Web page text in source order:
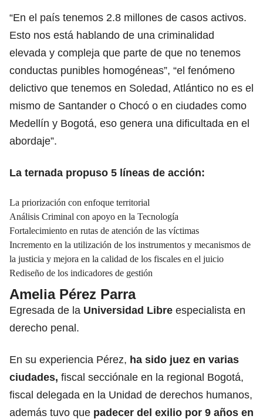
“En el país tenemos 2.8 millones de casos activos.
Esto nos está hablando de una criminalidad
elevada y compleja que parte de que no tenemos
conductas punibles homogéneas”, “el fenómeno
delictivo que tenemos en Soledad, Atlántico no es el
mismo de Santander o Chocó o en ciudades como
Medellín y Bogotá, eso genera una dificultada en el
abordaje”.
La ternada propuso 5 líneas de acción:
La priorización con enfoque territorial
Análisis Criminal con apoyo en la Tecnología
Fortalecimiento en rutas de atención de las víctimas
Incremento en la utilización de los instrumentos y mecanismos de
la justicia y mejora en la calidad de los fiscales en el juicio
Rediseño de los indicadores de gestión
Amelia Pérez Parra
Egresada de la Universidad Libre especialista en
derecho penal.
En su experiencia Pérez, ha sido juez en varias
ciudades, fiscal secciónale en la regional Bogotá,
fiscal delegada en la Unidad de derechos humanos,
además tuvo que padecer del exilio por 9 años en